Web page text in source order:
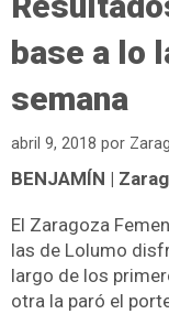
base a lo
semana
abril 9, 2018 por
BENJAMÍN |
El Zaragoza
las de Lolumo
largo de los
otra la paró el